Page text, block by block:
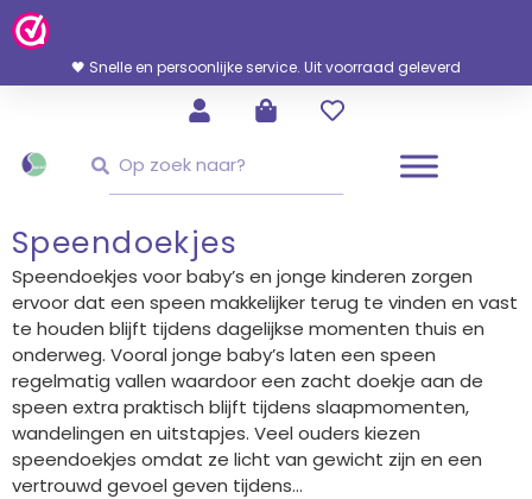
Ga
Naar
Inhoud
🖤 Snelle en persoonlijke service. Uit voorraad geleverd
Speendoekjes
Speendoekjes voor baby’s en jonge kinderen zorgen
ervoor dat een speen makkelijker terug te vinden en vast
te houden blijft tijdens dagelijkse momenten thuis en
onderweg. Vooral jonge baby’s laten een speen
regelmatig vallen waardoor een zacht doekje aan de
speen extra praktisch blijft tijdens slaapmomenten,
wandelingen en uitstapjes. Veel ouders kiezen
speendoekjes omdat ze licht van gewicht zijn en een
vertrouwd gevoel geven tijdens...